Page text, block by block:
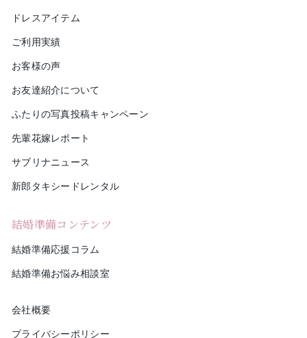
ドレスアイテム
ご利用実績
お客様の声
お友達紹介について
ふたりの写真投稿キャンペーン
先輩花嫁レポート
サブリナニュース
新郎タキシードレンタル
結婚準備コンテンツ
結婚準備応援コラム
結婚準備お悩み相談室
会社概要
プライバシーポリシー